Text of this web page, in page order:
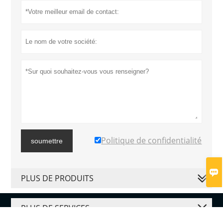

soumettre Politique de confidentialité
PLUS DE PRODUITS
PLUS DE SERVICES